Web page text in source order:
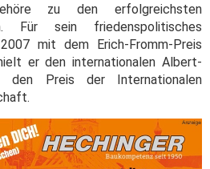
zu den erfolgreichsten
Für sein friedenspolitisches
mit dem Erich-Fromm-Preis
er den internationalen Albert-
den Preis der Internationalen